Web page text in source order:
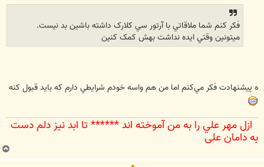
فکر کنم شما ملاقاتي با آرتور سي کلارک داشته باشين بد نيست.
ميتونين وقتي ايده نداشت بهش کمک کنين
ّه پيشنهادت فكر مي‌كنم اما من هم واسه خودم شرايطي دارم كه بايد قبول كنه
ازل مهر علي را به من آموخته اند ****** تا ابد نيز دلم دست
به دامان علي‌
ب
ا